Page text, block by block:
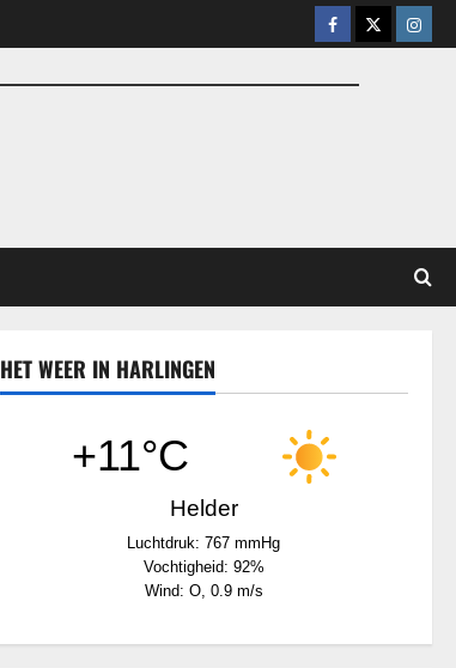
Facebook
X
HET WEER IN HARLINGEN
+11°C
Helder
Luchtdruk: 767 mmHg
Vochtigheid: 92%
Wind: O, 0.9 m/s